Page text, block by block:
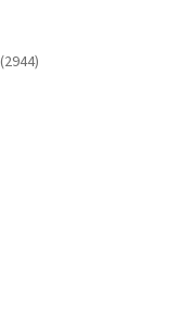
29442944